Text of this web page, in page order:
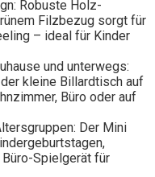
Robuste Holz-
Filzbezug sorgt für
– ideal für Kinder
und unterwegs:
kleine Billardtisch auf
Büro oder auf
Der Mini
Spielgerät für